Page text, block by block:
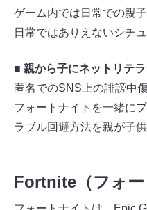
ゲーム内では日常での親
日常ではありえないシチ
■ 親から子にネットリテ
匿名でのSNS上の誹謗中
フォートナイトを一緒に
ラブル回避方法を親が子
Fortnite（フォ